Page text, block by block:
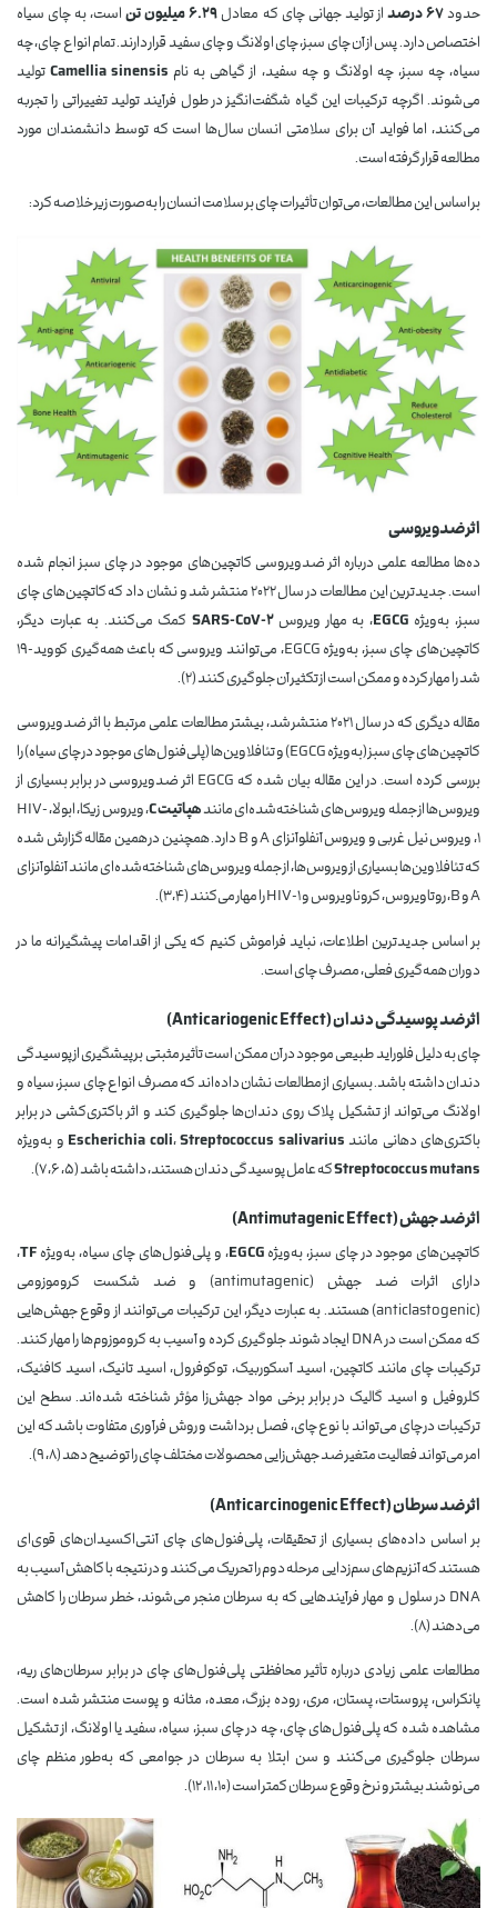
حدود۶۷ درصد از تولید جهانی چای که معادل۶.۲۹ میلیون تن
است، به چای سیاه
اختصاص دارد. پس از آن چای سبز، چای اولانگ و چای سفید قرار دارند. تمام انواع چای، چه
سیاه، چه سبز، چه اولانگ و چه سفید، از گیاهی به نام Camellia sinensisتولید
می‌شوند. اگرچه ترکیبات این گیاه شگفت‌انگیز در طول فرآیند تولید تغییراتی را تجربه
می‌کنند، اما فواید آن برای سلامتی انسان سال‌ها است که توسط دانشمندان مورد
مطالعه قرار گرفته است.
بر اساس این مطالعات، می‌توان تأثیرات چای بر سلامت انسان را به‌صورت زیر خلاصه کرد:
اثر ضدویروسی
ده‌ها مطالعه علمی درباره اثر ضدویروسی کاتچین‌های موجود در چای سبز انجام شده
است. جدیدترین این مطالعات در سال ۲۰۲۲ منتشر شد و نشان داد که کاتچین‌های چای
سبز، به‌ویژه EGCG، به مهار ویروسSARS-CoV-2 کمک می‌کنند. به عبارت دیگر،
کاتچین‌های چای سبز، به‌ویژه EGCG، می‌توانند ویروسی که باعث همه‌گیری کووید-۱۹
شد را مهار کرده و ممکن است از تکثیر آن جلوگیری کنند (۲).
مقاله دیگری که در سال ۲۰۲۱ منتشر شد، بیشتر مطالعات علمی مرتبط با اثر ضدویروسی
کاتچین‌های چای سبز (به‌ویژه EGCG) و تئافلاوین‌ها (پلی‌فنول‌های موجود در چای سیاه) را
بررسی کرده است. در این مقاله بیان شده که EGCG اثر ضدویروسی در برابر بسیاری از
ویروس‌ها از جمله ویروس‌های شناخته‌شده‌ای مانندهپاتیت C
، ویروس زیکا، ابولا، HIV-
1، ویروس نیل غربی و ویروس آنفلوآنزای A و B دارد. همچنین در همین مقاله گزارش شده
که تئافلاوین‌ها بسیاری از ویروس‌ها، از جمله ویروس‌های شناخته‌شده‌ای مانند آنفلوآنزای
A و B، روتاویروس، کروناویروس و HIV-1 را مهار می‌کنند (۳،۴).
بر اساس جدیدترین اطلاعات، نباید فراموش کنیم که یکی از اقدامات پیشگیرانه ما در
دوران همه‌گیری فعلی، مصرف چای است.
اثر ضد پوسیدگی دندان (Anticariogenic Effect)
چای به دلیل فلوراید طبیعی موجود در آن ممکن است تأثیر مثبتی بر پیشگیری از پوسیدگی
دندان داشته باشد. بسیاری از مطالعات نشان داده‌اند که مصرف انواع چای سبز، سیاه و
اولانگ می‌تواند از تشکیل پلاک روی دندان‌ها جلوگیری کند و اثر باکتری‌کشی در برابر
باکتری‌های دهانی مانند
Escherichia coli،Streptococcus salivarius
و به‌ویژه
Streptococcus mutansکه عامل پوسیدگی دندان هستند، داشته باشد (۵، ۶، ۷).
اثر ضد جهش (Antimutagenic Effect)
کاتچین‌های موجود در چای سبز، به‌ویژهEGCG، و پلی‌فنول‌های چای سیاه، به‌ویژهTF،
دارای اثرات ضد جهش (antimutagenic) و ضد شکست کروموزومی
(anticlastogenic) هستند. به عبارت دیگر، این ترکیبات می‌توانند از وقوع جهش‌هایی
که ممکن است در DNA ایجاد شوند جلوگیری کرده و آسیب به کروموزوم‌ها را مهار کنند.
ترکیبات چای مانند کاتچین، اسید آسکوربیک، توکوفرول، اسید تانیک، اسید کافئیک،
کلروفیل و اسید گالیک در برابر برخی مواد جهش‌زا مؤثر شناخته شده‌اند. سطح این
ترکیبات در چای می‌تواند با نوع چای، فصل برداشت و روش فرآوری متفاوت باشد که این
امر می‌تواند فعالیت متغیر ضد جهش‌زایی محصولات مختلف چای را توضیح دهد (۸، ۹).
اثر ضد سرطان (Anticarcinogenic Effect)
بر اساس داده‌های بسیاری از تحقیقات، پلی‌فنول‌های چای آنتی‌اکسیدان‌های قوی‌ای
هستند که آنزیم‌های سم‌زدایی مرحله دوم را تحریک می‌کنند و در نتیجه با کاهش آسیب به
DNA در سلول و مهار فرآیندهایی که به سرطان منجر می‌شوند، خطر سرطان را کاهش
می‌دهند (۸).
مطالعات علمی زیادی درباره تأثیر محافظتی پلی‌فنول‌های چای در برابر سرطان‌های ریه،
پانکراس، پروستات، پستان، مری، روده بزرگ، معده، مثانه و پوست منتشر شده است.
مشاهده شده که پلی‌فنول‌های چای، چه در چای سبز، سیاه، سفید یا اولانگ، از تشکیل
سرطان جلوگیری می‌کنند و سن ابتلا به سرطان در جوامعی که به‌طور منظم چای
می‌نوشند بیشتر و نرخ وقوع سرطان کمتر است (۱۰، ۱۱، ۱۲).